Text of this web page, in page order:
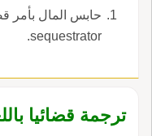
حابس المال بأمر
sequestrator.
ترجمة قضائيا